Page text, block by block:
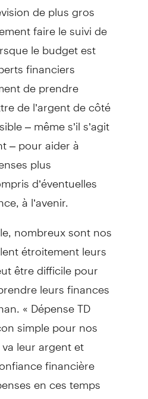
de plus gros
faire le suivi de
le budget est
financiers
de prendre
de l’argent de côté
– même s’il s’agit
– pour aider à
plus
d’éventuelles
à l’avenir.
nombreux sont nos
étroitement leurs
être difficile pour
leurs finances
« Dépense TD
simple pour nos
leur argent et
financière
en ces temps